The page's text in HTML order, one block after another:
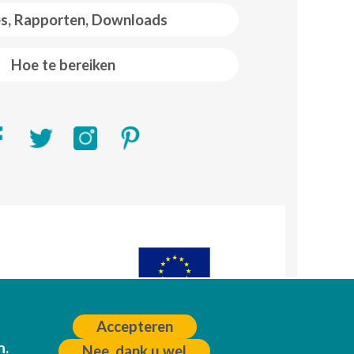
Rapporten, Downloads
Hoe te bereiken
Accepteren